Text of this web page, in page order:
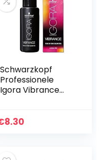
Schwarzkopf
Professionele
Igora Vibrance
Extra Licht Blond
8.30